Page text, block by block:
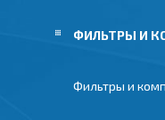
ФИЛЬТРЫ И
Фильтры и